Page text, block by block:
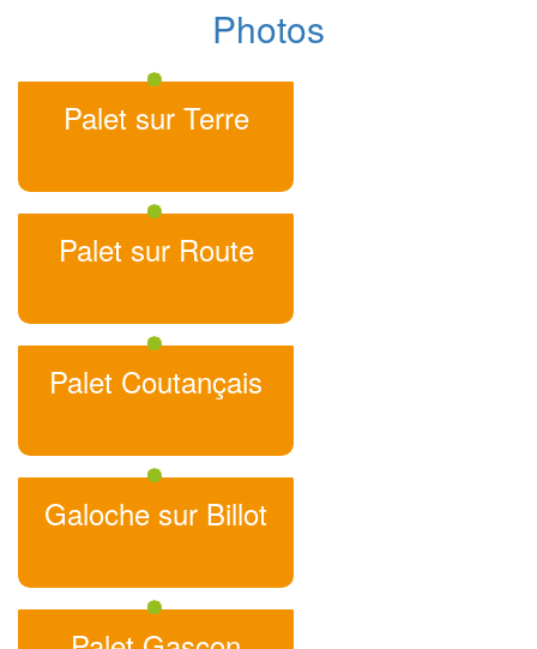
Photos
Palet sur Terre
Palet sur Route
Palet Coutançais
Galoche sur Billot